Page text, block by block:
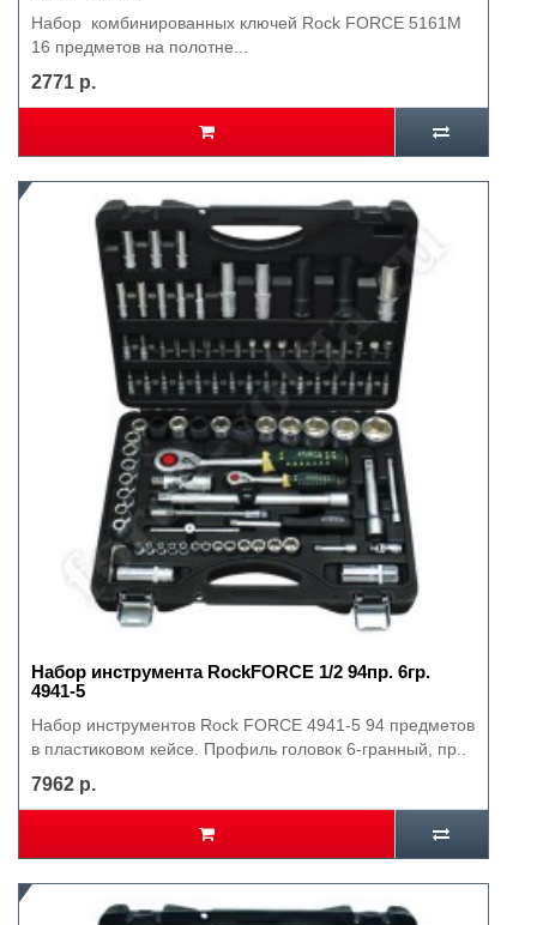
Набор комбинированных ключей Rock FORCE 5161M
16 предметов на полотне...
2771 р.
Набор инструмента RockFORCE 1/2 94пр. 6гр.
4941-5
Набор инструментов Rock FORCE 4941-5 94 предметов
в пластиковом кейсе. Профиль головок 6-гранный, пр..
7962 р.